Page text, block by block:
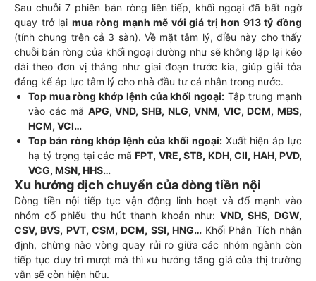
Sau chuỗi 7 phiên bán ròng liên tiếp, khối ngoại đã bất ngờ
quay trở lại mua ròng mạnh mẽ với giá trị hơn 913 tỷ đồng
(tính chung trên cả 3 sàn). Về mặt tâm lý, điều này cho thấy
chuỗi bán ròng của khối ngoại dường như sẽ không lặp lại kéo
dài theo đơn vị tháng như giai đoạn trước kia, giúp giải tỏa
đáng kể áp lực tâm lý cho nhà đầu tư cá nhân trong nước.
Top mua ròng khớp lệnh của khối ngoại:Tập trung mạnh
vào các mã APG, VND, SHB, NLG, VNM, VIC, DCM, MBS,
HCM, VCI…
Top bán ròng khớp lệnh của khối ngoại:Xuất hiện áp lực
hạ tỷ trọng tại các mã FPT, VRE, STB, KDH, CII, HAH, PVD,
VCG, MSN, HHS…
Xu hướng dịch chuyển của dòng tiền nội
Dòng tiền nội tiếp tục vận động linh hoạt và đổ mạnh vào
nhóm cổ phiếu thu hút thanh khoản như: VND, SHS, DGW,
CSV, BVS, PVT, CSM, DCM, SSI, HNG…Khối Phân Tích nhận
định, chừng nào vòng quay rủi ro giữa các nhóm ngành còn
tiếp tục duy trì mượt mà thì xu hướng tăng giá của thị trường
vẫn sẽ còn hiện hữu.